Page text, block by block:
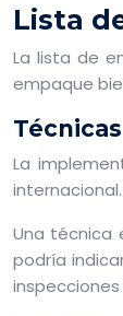
Lista
La lista de
empaque
La
Una técnica
podría